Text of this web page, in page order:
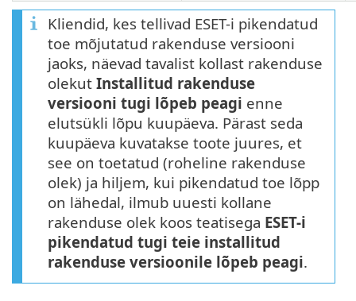
Kliendid, kes tellivad ESET-i pikendatud
toe mõjutatud rakenduse versiooni
jaoks, näevad tavalist kollast rakenduse
olekut Installitud rakenduse
versiooni tugi lõpeb peagi enne
elutsükli lõpu kuupäeva. Pärast seda
kuupäeva kuvatakse toote juures, et
see on toetatud (roheline rakenduse
olek) ja hiljem, kui pikendatud toe lõpp
on lähedal, ilmub uuesti kollane
rakenduse olek koos teatisega ESET-i
pikendatud tugi teie installitud
rakenduse versioonile lõpeb peagi.